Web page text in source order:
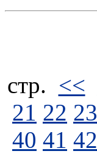
стp. <<
21 22 23
40 41 42